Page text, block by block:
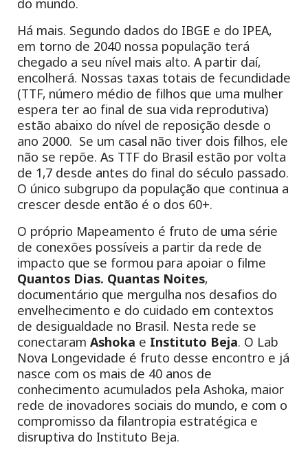
Há mais. Segundo dados do IBGE e do IPEA,
em torno de 2040 nossa população terá
chegado a seu nível mais alto. A partir daí,
encolherá. Nossas taxas totais de fecundidade
(TTF, número médio de filhos que uma mulher
espera ter ao final de sua vida reprodutiva)
estão abaixo do nível de reposição desde o
ano 2000. Se um casal não tiver dois filhos, ele
não se repõe. As TTF do Brasil estão por volta
de 1,7 desde antes do final do século passado.
O único subgrupo da população que continua a
crescer desde então é o dos 60+.
O próprio Mapeamento é fruto de uma série
de conexões possíveis a partir da rede de
impacto que se formou para apoiar o filme
Quantos Dias. Quantas Noites,
documentário que mergulha nos desafios do
envelhecimento e do cuidado em contextos
de desigualdade no Brasil. Nesta rede se
conectaram Ashoka e Instituto Beja. O Lab
Nova Longevidade é fruto desse encontro e já
nasce com os mais de 40 anos de
conhecimento acumulados pela Ashoka, maior
rede de inovadores sociais do mundo, e com o
compromisso da filantropia estratégica e
disruptiva do Instituto Beja.